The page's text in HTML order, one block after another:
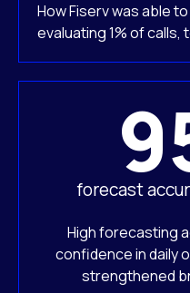
How Fiserv was able
evaluating 1% of calls,
forecast
High forecasting
confidence in daily
strengthened